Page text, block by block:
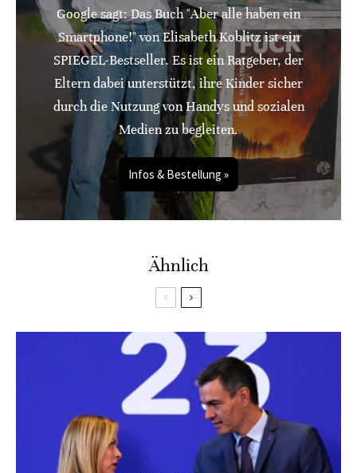
Google sagt: Das Buch "Aber alle haben ein
Smartphone!" von Elisabeth Koblitz ist ein
SPIEGEL-Bestseller. Es ist ein Ratgeber, der
Eltern dabei unterstützt, ihre Kinder sicher
durch die Nutzung von Handys und sozialen
Medien zu begleiten.
Infos & Bestellung »
Ähnlich